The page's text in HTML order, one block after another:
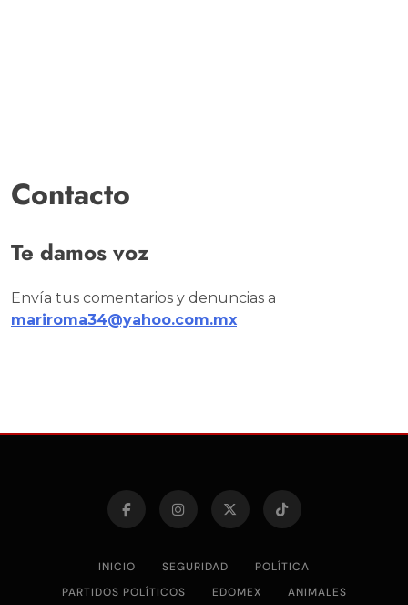
Contacto
Te damos voz
Envía tus comentarios y denuncias a
mariroma34@yahoo.com.mx
INICIO SEGURIDAD
POLÍTICA
PARTIDOS POLÍTICOS
EDOMEX ANIMALES